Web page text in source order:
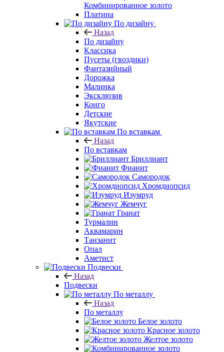
Комбинированное золото
Платина
По дизайну
Назад
По дизайну
Классика
Пусеты (гвоздики)
Фантазийный
Дорожка
Малинка
Эксклюзив
Конго
Детские
Якутские
По вставкам
Назад
По вставкам
Бриллиант
Фианит
Самородок
Хромдиопсид
Изумруд
Жемчуг
Гранат
Турмалин
Аквамарин
Танзанит
Опал
Аметист
Подвески
Назад
Подвески
По металлу
Назад
По металлу
Белое золото
Красное золото
Желтое золото